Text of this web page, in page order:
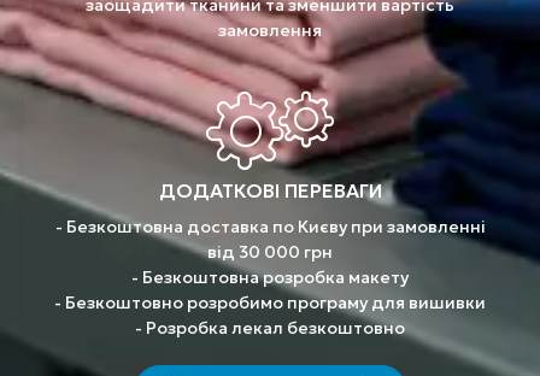
заощадити тканини та зменшити вартість
замовлення
ДОДАТКОВІ ПЕРЕВАГИ
- Безкоштовна доставка по Києву при замовленні
від 30 000 грн
- Безкоштовна розробка макету
- Безкоштовно розробимо програму для вишивки
- Розробка лекал безкоштовно